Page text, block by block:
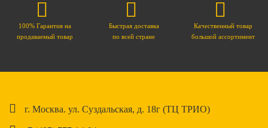
100% Гарантия на
продаваемый товар
Быстрая доставка
по всей стране
Качественный товар
большой ассортимент
г. Москва. ул. Суздальская, д. 18г (ТЦ ТРИО)